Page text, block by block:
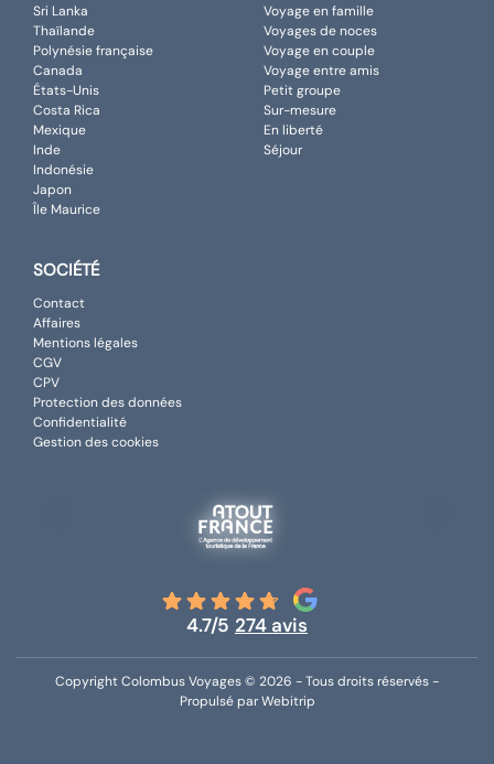
Sri Lanka
Thaïlande
Polynésie française
Canada
États-Unis
Costa Rica
Mexique
Inde
Indonésie
Japon
Île Maurice
Voyage en famille
Voyages de noces
Voyage en couple
Voyage entre amis
Petit groupe
Sur-mesure
En liberté
Séjour
SOCIÉTÉ
Contact
Affaires
Mentions légales
CGV
CPV
Protection des données
Confidentialité
Gestion des cookies
4.7/5 274 avis
Copyright Colombus Voyages © 2026 - Tous droits réservés -
Propulsé par Webitrip